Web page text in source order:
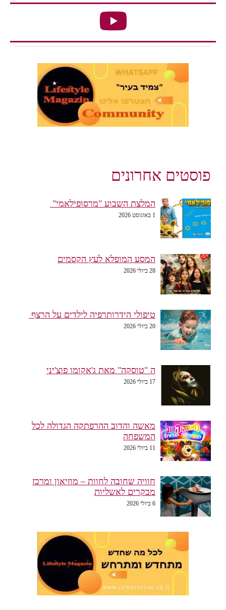
פוסטים אחרונים
המלצת השבוע "מרסופילאמי"
1 באוגוסט 2026
המסע המופלא לעץ הקסמים
28 ביולי 2026
טיפולי הידרותרפיה לילדים על הרצף
20 ביולי 2026
ה "טוסקה" מאת ג'אקומו פוצ'יני
17 ביולי 2026
מאשה והדוב ההרפתקה הגדולה לכל
המשפחה
11 ביולי 2026
חוויה שחובה לחוות – מוזיאון ומרכז
מבקרים לאשליות
6 ביולי 2026